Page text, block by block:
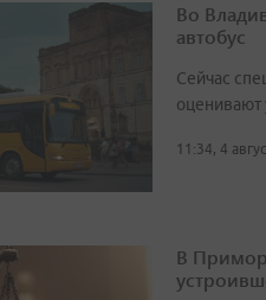
Во
автобус
Сейчас
11:34, 4
В